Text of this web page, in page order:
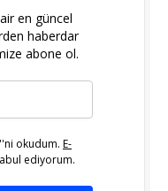
en güncel
haberdar
abone ol.
''ni okudum. E-
ediyorum.